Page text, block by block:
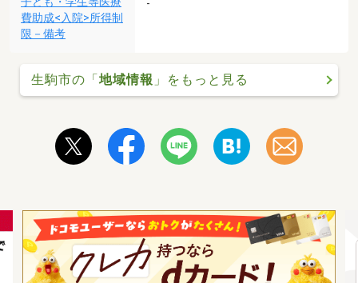
費助成<入院>所得制
限－備考
-
生駒市の「地域情報 」をもっと見る